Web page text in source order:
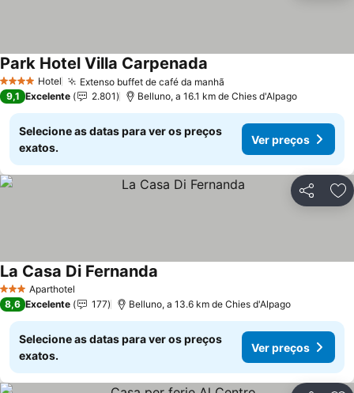
4 EstrelasHotel Extenso buffet de café da manhã
Park Hotel Villa Carpenada
9,1 Excelente 2.801 Belluno, a 16.1 km de Chies d'Alpago
Selecione as datas para ver os preços
exatos.
Ver preços
Partilhar
3 EstrelasAparthotel
La Casa Di Fernanda
8,6 Excelente 177 Belluno, a 13.6 km de Chies d'Alpago
Selecione as datas para ver os preços
exatos.
Ver preços